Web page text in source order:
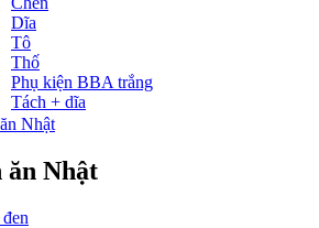
Dĩa
Tô
Thố
Phụ kiện BBA trắng
Tách + dĩa
Nhật
ăn Nhật